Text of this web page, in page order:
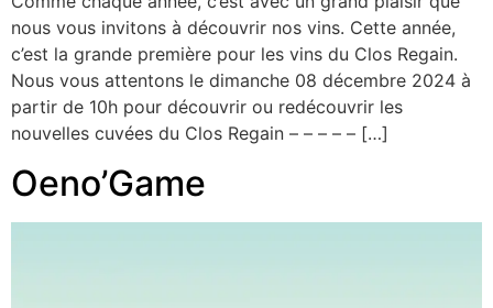
nous vous invitons à découvrir nos vins. Cette année,
c’est la grande première pour les vins du Clos Regain.
Nous vous attentons le dimanche 08 décembre 2024 à
partir de 10h pour découvrir ou redécouvrir les
nouvelles cuvées du Clos Regain – – – – – […]
Oeno’Game